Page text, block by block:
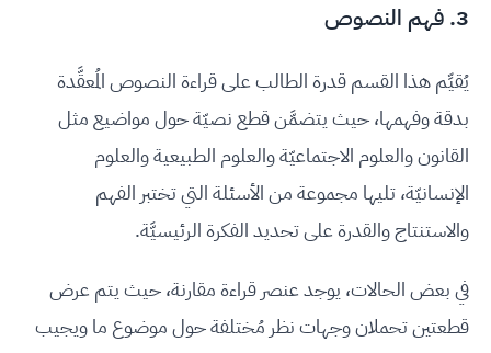
3. فهم النصوص
يُقيِّم هذا القسم قدرة الطالب على قراءة النصوص المُعقَّدة
بدقة وفهمها، حيث يتضمَّن قطع نصيّة حول مواضيع مثل
القانون والعلوم الاجتماعيّة والعلوم الطبيعية والعلوم
الإنسانيّة، تليها مجموعة من الأسئلة التي تختبر الفهم
والاستنتاج والقدرة على تحديد الفكرة الرئيسيَّة.
في بعض الحالات، يوجد عنصر قراءة مقارنة، حيث يتم عرض
قطعتين تحملان وجهات نظر مُختلفة حول موضوع ما ويجيب